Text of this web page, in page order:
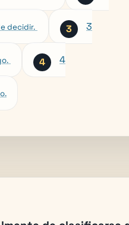
decidir.
3
4